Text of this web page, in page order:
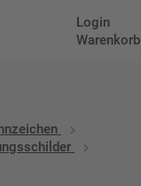
Login
Warenkorb